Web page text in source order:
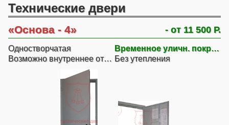
Технические двери
Основа - 4 - от 11 500 Р.
Одностворчатая
Временное уличн. покрытие
Возможно внутреннее открывание Без утепления